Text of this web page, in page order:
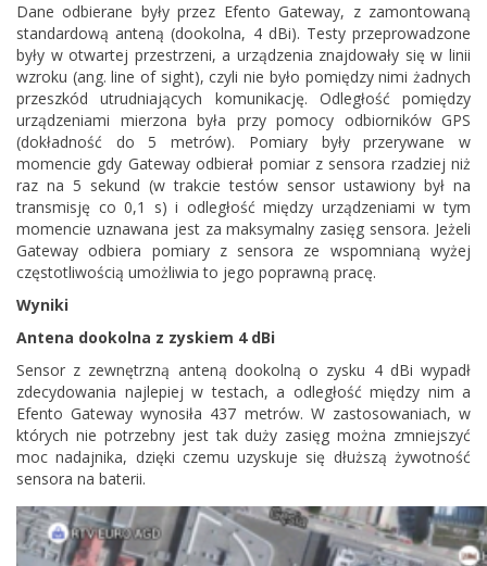
Dane odbierane były przez Efento Gateway, z zamontowaną
standardową anteną (dookolna, 4 dBi). Testy przeprowadzone
były w otwartej przestrzeni, a urządzenia znajdowały się w linii
wzroku (ang. line of sight), czyli nie było pomiędzy nimi żadnych
przeszkód utrudniających komunikację. Odległość pomiędzy
urządzeniami mierzona była przy pomocy odbiorników GPS
(dokładność do 5 metrów). Pomiary były przerywane w
momencie gdy Gateway odbierał pomiar z sensora rzadziej niż
raz na 5 sekund (w trakcie testów sensor ustawiony był na
transmisję co 0,1 s) i odległość między urządzeniami w tym
momencie uznawana jest za maksymalny zasięg sensora. Jeżeli
Gateway odbiera pomiary z sensora ze wspomnianą wyżej
częstotliwością umożliwia to jego poprawną pracę.
Wyniki
Antena dookolna z zyskiem 4 dBi
Sensor z zewnętrzną anteną dookolną o zysku 4 dBi wypadł
zdecydowania najlepiej w testach, a odległość między nim a
Efento Gateway wynosiła 437 metrów. W zastosowaniach, w
których nie potrzebny jest tak duży zasięg można zmniejszyć
moc nadajnika, dzięki czemu uzyskuje się dłuższą żywotność
sensora na baterii.